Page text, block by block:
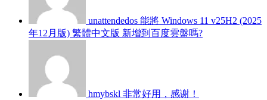
unattendedos 能將 Windows 11 v25H2 (2025
年12月版) 繁體中文版 新增到百度雲盤嗎?
hmybskl 非常好用，感谢！